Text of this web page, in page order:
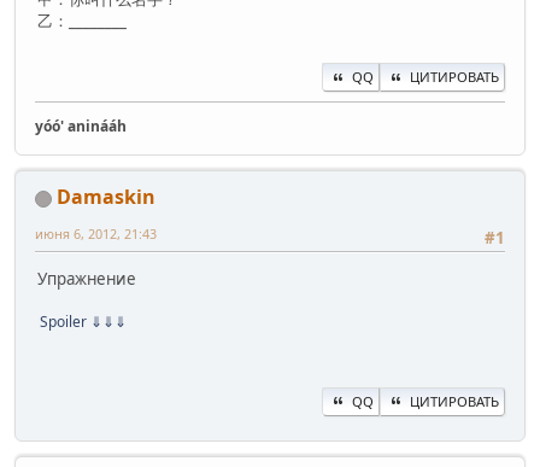
乙：________
QQ ЦИТИРОВАТЬ
yóó' aninááh
Damaskin
#1
июня 6, 2012, 21:43
Упражнение
Spoiler ⇓⇓⇓
QQ ЦИТИРОВАТЬ